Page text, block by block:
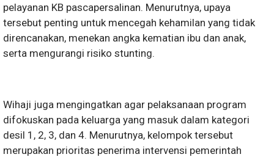
pelayanan KB pascapersalinan. Menurutnya, upaya
tersebut penting untuk mencegah kehamilan yang tidak
direncanakan, menekan angka kematian ibu dan anak,
serta mengurangi risiko stunting.
Wihaji juga mengingatkan agar pelaksanaan program
difokuskan pada keluarga yang masuk dalam kategori
desil 1, 2, 3, dan 4. Menurutnya, kelompok tersebut
merupakan prioritas penerima intervensi pemerintah